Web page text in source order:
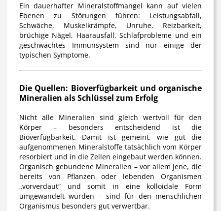
Ein dauerhafter Mineralstoffmangel kann auf vielen
Ebenen zu Störungen führen: Leistungsabfall,
Schwäche, Muskelkrämpfe, Unruhe, Reizbarkeit,
brüchige Nägel, Haarausfall, Schlafprobleme und ein
geschwächtes Immunsystem sind nur einige der
typischen Symptome.
Die Quellen: Bioverfügbarkeit und organische
Mineralien als Schlüssel zum Erfolg
Nicht alle Mineralien sind gleich wertvoll für den
Körper – besonders entscheidend ist die
Bioverfügbarkeit. Damit ist gemeint, wie gut die
aufgenommenen Mineralstoffe tatsächlich vom Körper
resorbiert und in die Zellen eingebaut werden können.
Organisch gebundene Mineralien – vor allem jene, die
bereits von Pflanzen oder lebenden Organismen
„vorverdaut“ und somit in eine kolloidale Form
umgewandelt wurden – sind für den menschlichen
Organismus besonders gut verwertbar.